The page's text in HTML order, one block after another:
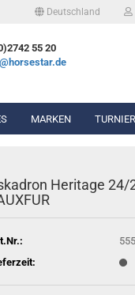
Deutschland
55 20
Olivenkopfgebiss
MARKEN
Heritage 24/